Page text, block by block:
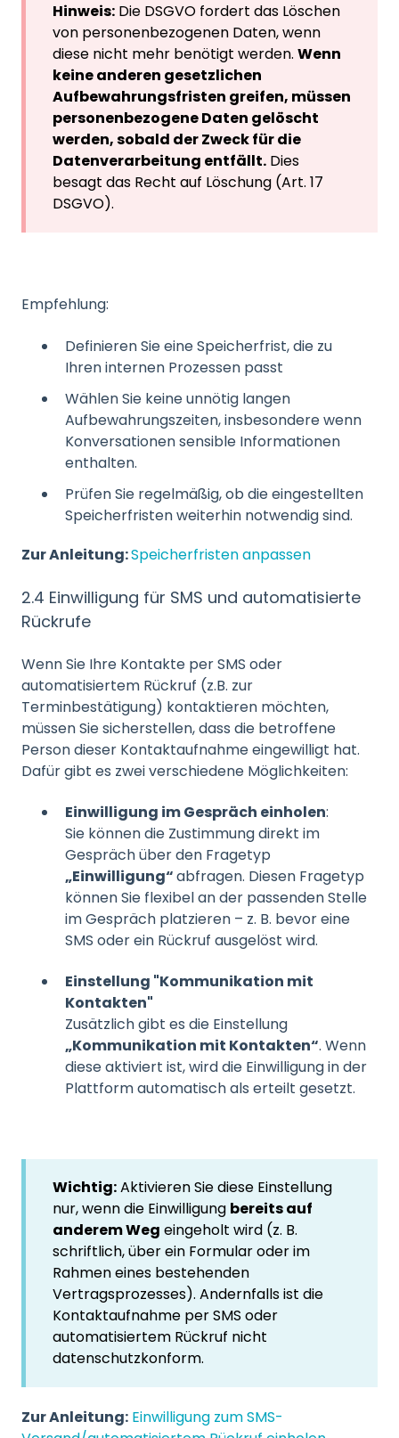
Hinweis: Die DSGVO fordert das Löschen
von personenbezogenen Daten, wenn
diese nicht mehr benötigt werden. Wenn
keine anderen gesetzlichen
Aufbewahrungsfristen greifen, müssen
personenbezogene Daten gelöscht
werden, sobald der Zweck für die
Datenverarbeitung entfällt. Dies
besagt das Recht auf Löschung (Art. 17
DSGVO).
Empfehlung:
Definieren Sie eine Speicherfrist, die zu
Ihren internen Prozessen passt
Wählen Sie keine unnötig langen
Aufbewahrungszeiten, insbesondere wenn
Konversationen sensible Informationen
enthalten.
Prüfen Sie regelmäßig, ob die eingestellten
Speicherfristen weiterhin notwendig sind.
Zur Anleitung:Speicherfristen anpassen
2.4 Einwilligung für SMS und automatisierte
Rückrufe
Wenn Sie Ihre Kontakte per SMS oder
automatisiertem Rückruf (z.B. zur
Terminbestätigung) kontaktieren möchten,
müssen Sie sicherstellen, dass die betroffene
Person dieser Kontaktaufnahme eingewilligt hat.
Dafür gibt es zwei verschiedene Möglichkeiten:
Einwilligung im Gespräch einholen:
Sie können die Zustimmung direkt im
Gespräch über den Fragetyp
„Einwilligung“abfragen. Diesen Fragetyp
können Sie flexibel an der passenden Stelle
im Gespräch platzieren – z. B. bevor eine
SMS oder ein Rückruf ausgelöst wird.
Einstellung "Kommunikation mit
Kontakten"
Zusätzlich gibt es die Einstellung
„Kommunikation mit Kontakten“. Wenn
diese aktiviert ist, wird die Einwilligung in der
Plattform automatisch als erteilt gesetzt.
Wichtig:Aktivieren Sie diese Einstellung
nur, wenn die Einwilligung bereits auf
anderem Weg eingeholt wird (z. B.
schriftlich, über ein Formular oder im
Rahmen eines bestehenden
Vertragsprozesses). Andernfalls ist die
Kontaktaufnahme per SMS oder
automatisiertem Rückruf nicht
datenschutzkonform.
Zur Anleitung: Einwilligung zum SMS-